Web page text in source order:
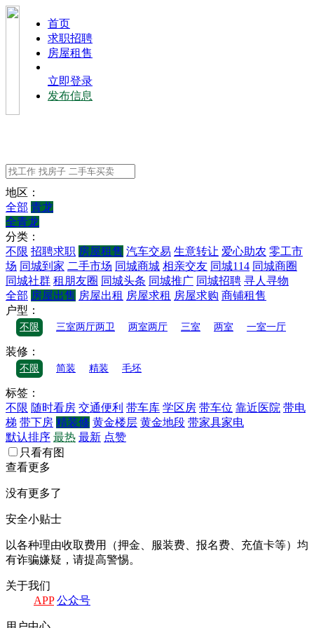
⾸⻚
求职招聘
房屋租售
立即登录
发布信息
地区：
全部 青龙
全青龙
分类：
不限 招聘求职 房屋租售 汽车交易 生意转让 爱心助农 零工市
场 同城到家 二手市场 同城商城 相亲交友 同城114 同城商圈
同城社群 租朋友圈 同城头条 同城推广 同城招聘 寻人寻物
全部 房屋出售 房屋出租 房屋求租 房屋求购 商铺租售
户型：
不限 三室两厅两卫 两室两厅 三室 两室 一室一厅
装修：
不限 简装 精装 毛坯
标签：
不限 随时看房 交通便利 带车库 学区房 带车位 靠近医院 带电
梯 带下房 精装修 黄金楼层 黄金地段 带家具家电
默认排序 最热 最新 点赞
只看有图
查看更多
没有更多了
安全小贴士
以各种理由收取费⽤（押⾦、服装费、报名费、充值卡等）均
有诈骗嫌疑，请提⾼警惕。
关于我们
APP 公众号